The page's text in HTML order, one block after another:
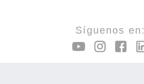
Síguenos en: